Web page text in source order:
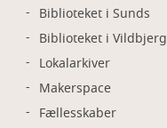
Biblioteket i Sunds
Biblioteket i Vildbjerg
Lokalarkiver
Makerspace
Fællesskaber